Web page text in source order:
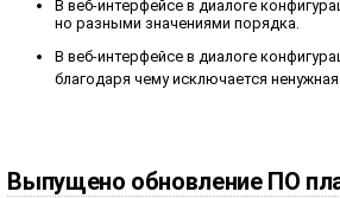
В веб-интерфейсе в диалоге
но разными значениями порядка.
В веб-интерфейсе в диалоге
благодаря чему исключается
Выпущено обновление ПО